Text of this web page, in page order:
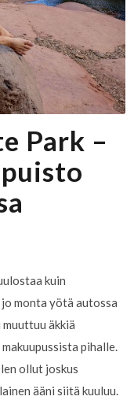
Park –
kuin
monta yötä autossa
äkkiä
pihalle.
ollut joskus
ääni siitä kuuluu.